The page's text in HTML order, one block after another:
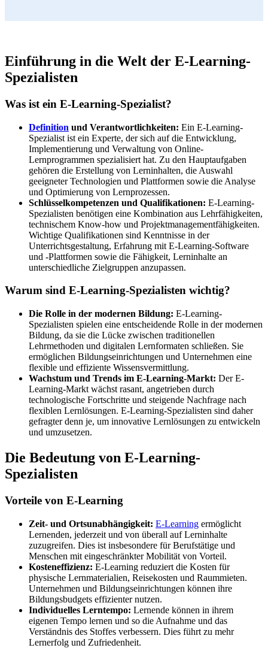
Einführung in die Welt der E-Learning-
Spezialisten
Was ist ein E-Learning-Spezialist?
Definition und Verantwortlichkeiten: Ein E-Learning-
Spezialist ist ein Experte, der sich auf die Entwicklung,
Implementierung und Verwaltung von Online-
Lernprogrammen spezialisiert hat. Zu den Hauptaufgaben
gehören die Erstellung von Lerninhalten, die Auswahl
geeigneter Technologien und Plattformen sowie die Analyse
und Optimierung von Lernprozessen.
Schlüsselkompetenzen und Qualifikationen: E-Learning-
Spezialisten benötigen eine Kombination aus Lehrfähigkeiten,
technischem Know-how und Projektmanagementfähigkeiten.
Wichtige Qualifikationen sind Kenntnisse in der
Unterrichtsgestaltung, Erfahrung mit E-Learning-Software
und -Plattformen sowie die Fähigkeit, Lerninhalte an
unterschiedliche Zielgruppen anzupassen.
Warum sind E-Learning-Spezialisten wichtig?
Die Rolle in der modernen Bildung: E-Learning-
Spezialisten spielen eine entscheidende Rolle in der modernen
Bildung, da sie die Lücke zwischen traditionellen
Lehrmethoden und digitalen Lernformaten schließen. Sie
ermöglichen Bildungseinrichtungen und Unternehmen eine
flexible und effiziente Wissensvermittlung.
Wachstum und Trends im E-Learning-Markt: Der E-
Learning-Markt wächst rasant, angetrieben durch
technologische Fortschritte und steigende Nachfrage nach
flexiblen Lernlösungen. E-Learning-Spezialisten sind daher
gefragter denn je, um innovative Lernlösungen zu entwickeln
und umzusetzen.
Die Bedeutung von E-Learning-
Spezialisten
Vorteile von E-Learning
Zeit- und Ortsunabhängigkeit: E-Learning ermöglicht
Lernenden, jederzeit und von überall auf Lerninhalte
zuzugreifen. Dies ist insbesondere für Berufstätige und
Menschen mit eingeschränkter Mobilität von Vorteil.
Kosteneffizienz: E-Learning reduziert die Kosten für
physische Lernmaterialien, Reisekosten und Raummieten.
Unternehmen und Bildungseinrichtungen können ihre
Bildungsbudgets effizienter nutzen.
Individuelles Lerntempo: Lernende können in ihrem
eigenen Tempo lernen und so die Aufnahme und das
Verständnis des Stoffes verbessern. Dies führt zu mehr
Lernerfolg und Zufriedenheit.